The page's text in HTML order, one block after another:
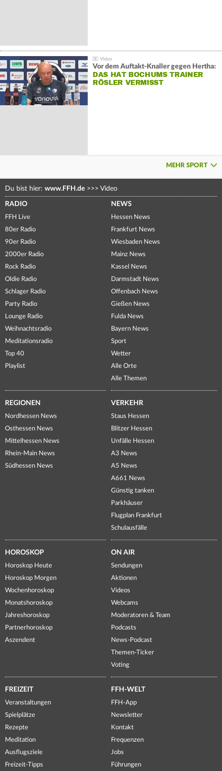
Vor dem Auftakt-Knaller gegen Hertha:
DAS HAT BOCHUMS TRAINER
RÖSLER VERMISST
MEHR SPORT
Du bist hier: www.FFH.de >>> Video
RADIO
FFH Live
80er Radio
90er Radio
2000er Radio
Rock Radio
Oldie Radio
Schlager Radio
Party Radio
Lounge Radio
Weihnachtsradio
Meditationsradio
Top 40
Playlist
NEWS
Hessen News
Frankfurt News
Wiesbaden News
Mainz News
Kassel News
Darmstadt News
Offenbach News
Gießen News
Fulda News
Bayern News
Sport
Wetter
Alle Orte
Alle Themen
REGIONEN
Nordhessen News
Osthessen News
Mittelhessen News
Rhein-Main News
Südhessen News
VERKEHR
Staus Hessen
Blitzer Hessen
Unfälle Hessen
A3 News
A5 News
A661 News
Günstig tanken
Parkhäuser
Flugplan Frankfurt
Schulausfälle
HOROSKOP
Horoskop Heute
Horoskop Morgen
Wochenhoroskop
Monatshoroskop
Jahreshoroskop
Partnerhoroskop
Aszendent
ON AIR
Sendungen
Aktionen
Videos
Webcams
Moderatoren & Team
Podcasts
News-Podcast
Themen-Ticker
Voting
FREIZEIT
Veranstaltungen
Spielplätze
Rezepte
Meditation
Ausflugsziele
Freizeit-Tipps
FFH-WELT
FFH-App
Newsletter
Kontakt
Frequenzen
Jobs
Führungen